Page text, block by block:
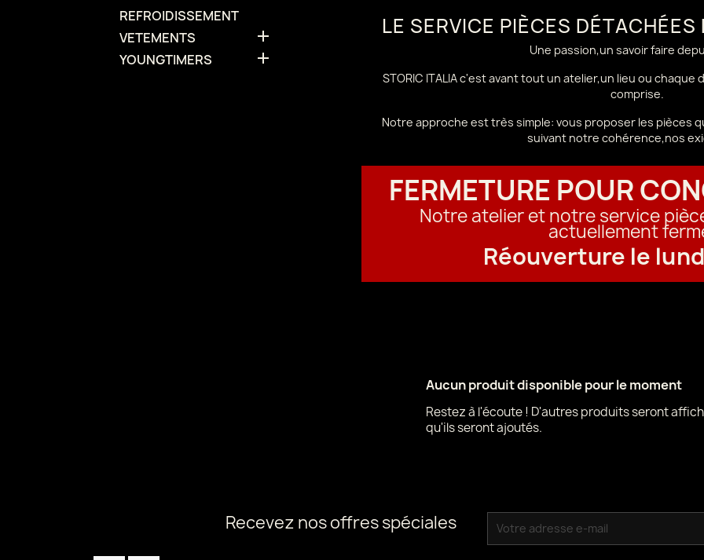
REFROIDISSEMENT
VETEMENTS

YOUNGTIMERS 
LE SERVICE PIÈCES
Une passion,un savoir faire
STORIC ITALIA c'est avant tout un atelier,un lieu ou
comprise.
Notre approche est très simple: vous proposer les pièces
suivant notre cohérence,nos
FERMETURE POUR
Notre atelier et notre service
actuellement
Réouverture le
Aucun produit disponible pour le moment
Restez à l'écoute ! D'autres produits seront
qu'ils seront ajoutés.
Recevez nos offres spéciales